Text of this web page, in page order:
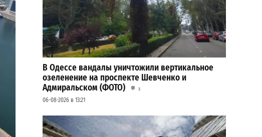
В Одессе вандалы уничтожили вертикальное
озеленение на проспекте Шевченко и
Адмиральском (ФОТО)
3
06-08-2026 в 13:21